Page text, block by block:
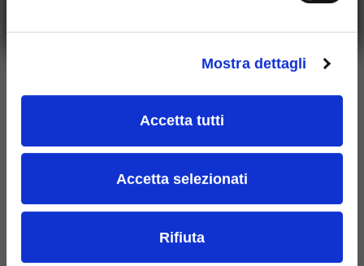
Mostra dettagli
Accetta tutti
Accetta selezionati
Rifiuta